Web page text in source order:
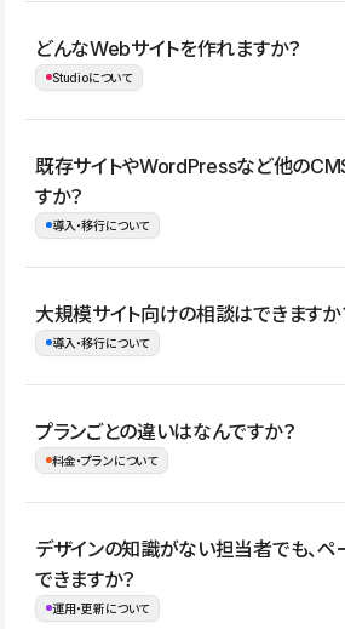
どんなWebサイトを作れますか？
Studioについて
コーポレートサイト、サービスサイト、LP
グ・メディア、イベントサイト、店舗・商
ォリオなど幅広く制作できます。
既存サイトやWordPressなど他の
すか？
導入・移行について
はい。既存サイトの構成やコンテンツ、URL
Studio上に再構築する形で移行できます。
イト全体のデザインや設定がそのまま移行
め、移行後にページ構成やデザイン、CMS
大規模サイト向けの相談はできますか
導入・移行について
はい。アクセス規模が大きいサイトや、複
理、セキュリティ確認、既存システムとの
ない段階でも、お問い合わせください。
お問合せはこちら
プランごとの違いはなんですか？
料金・プランについて
公開ページ数、バージョン履歴の期間、
管理の有無などがプランごとに異なります
ージをご覧ください。
デザインの知識がない担当者でも、ペ
できますか？
運用・更新について